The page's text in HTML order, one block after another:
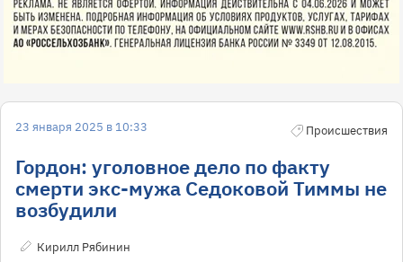
23 января 2025 в 10:33 Происшествия
Гордон: уголовное дело по факту
смерти экс-мужа Седоковой Тиммы не
возбудили
Кирилл Рябинин